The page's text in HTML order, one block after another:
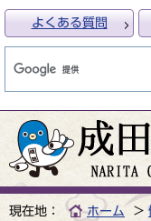
よくある質問
現在地： ホーム